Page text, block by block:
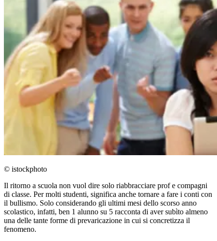
© istockphoto
Il ritorno a scuola non vuol dire solo riabbracciare prof e compagni
di classe. Per molti studenti, significa anche tornare a fare i conti con
il bullismo. Solo considerando gli ultimi mesi dello scorso anno
scolastico, infatti, ben 1 alunno su 5 racconta di aver subìto almeno
una delle tante forme di prevaricazione in cui si concretizza il
fenomeno.